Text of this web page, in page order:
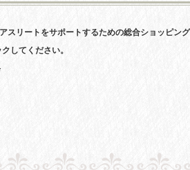
リートをサポートするための総合ショッピング
してください。